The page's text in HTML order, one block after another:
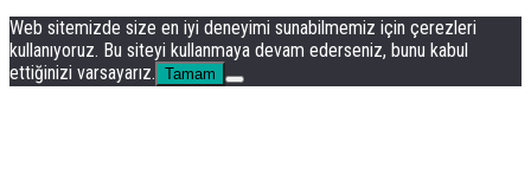
Web sitemizde size en iyi deneyimi sunabilmemiz için çerezleri
kullanıyoruz. Bu siteyi kullanmaya devam ederseniz, bunu kabul
ettiğinizi varsayarız. Tamam